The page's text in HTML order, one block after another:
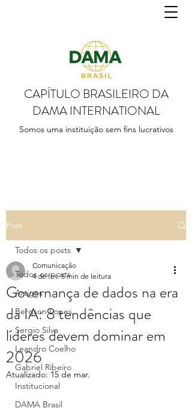
CAPÍTULO BRASILEIRO DA
DAMA INTERNATIONAL
Somos uma instituição sem fins lucrativos
Post
Todos os posts
Artigos
Bergson Lopes
Sergio Silva
Leandro Coelho
Gabriel Ribeiro
Institucional
DAMA Brasil
Todos os posts
Governança de dados na era
da IA: 8 tendências que
líderes devem dominar em
2026
Comunicação
4 de fev. 5 min de leitura
Atualizado: 15 de mar.